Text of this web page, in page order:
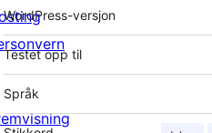
WordPress-versjon
Testet opp til
Språk